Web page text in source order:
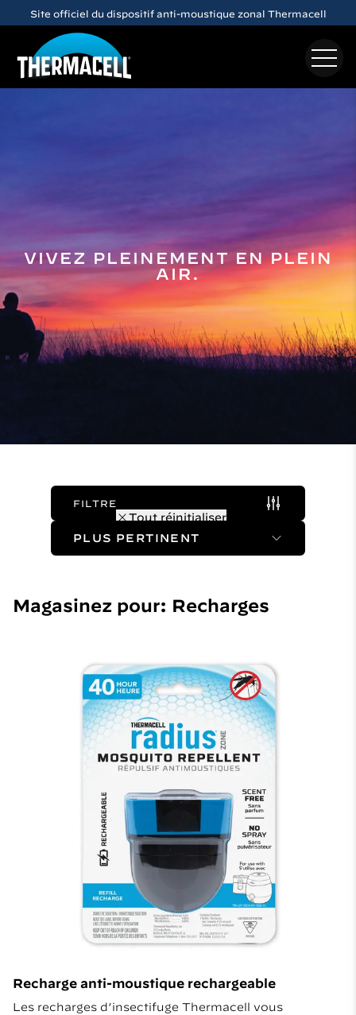
Skip to main content
Site officiel du dispositif anti-moustique zonal Thermacell
VIVEZ PLEINEMENT EN PLEIN
AIR.
FILTRE
Tout réinitialiser
Sort Method
Magasinez pour: Recharges
Recharge anti-moustique rechargeable
Les recharges d’insectifuge Thermacell vous